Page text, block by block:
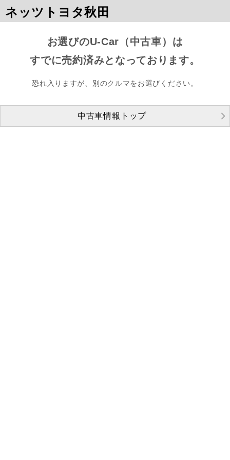
ネッツトヨタ秋田
お選びのU-Car（中古車）は
すでに売約済みとなっております。
恐れ入りますが、別のクルマをお選びください。
中古車情報トップ